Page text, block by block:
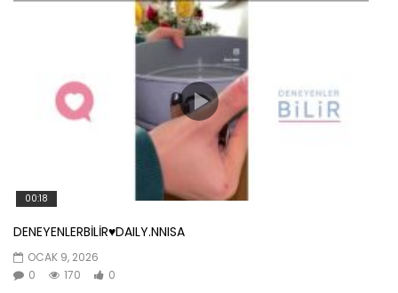
00:18
DENEYENLERBİLİR♥️DAILY.NNISA
OCAK 9, 2026
0
170 0